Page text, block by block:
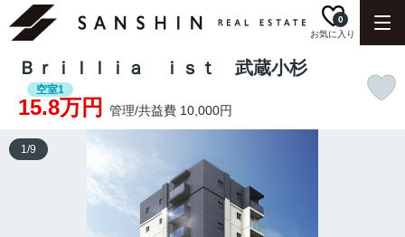
お気に入り
0
Ｂｒｉｌｌｉａ ｉｓｔ 武蔵小杉
空室1
15.8万円 管理/共益費 10,000円
1/9